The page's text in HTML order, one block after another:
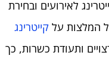
לאירועים ובחירת
המלצות על קייטרינג
ותעודת כשרות, כך